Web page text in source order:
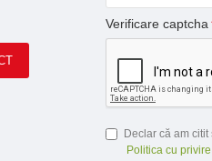
Verificare captcha
Declar că am
Politica cu